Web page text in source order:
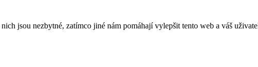
jsou nezbytné, zatímco jiné nám pomáhají vylepšit tento web a váš